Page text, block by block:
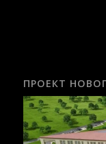
ПРОЕКТ